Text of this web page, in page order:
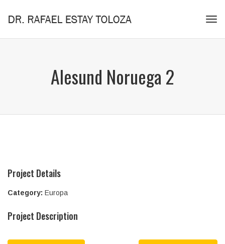
Alesund Noruega 2
Project Details
Category: Europa
Project Description